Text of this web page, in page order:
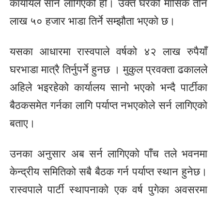
कार्यायल सार्न लागिएको हो। उक्त घरको मासिक तीन
लाख ५० हजार भाडा तिर्ने सम्झौता भएको छ।
यसका आधारमा रास्वपाले वर्षको ४२ लाख रुपैयाँ
घरभाडा मात्रै तिर्नुपर्ने हुनछ । मुकुल प्रवक्ता ढकालले
अहिले भइरहेको कार्यालय सानो भएको भन्दै पार्टीका
बैठकसमेत गर्नका लागि पर्याप्त नभएकोले सर्न लागिएको
बताए।
उनका अनुसार अब सर्न लागिएको पाँच तले भवनमा
केन्द्रीय समितिको सबै बैठक गर्न पर्याप्त स्थान हुनेछ।
रास्वपाले पार्टी स्थापनाको एक वर्ष पुगेका अवसरमा